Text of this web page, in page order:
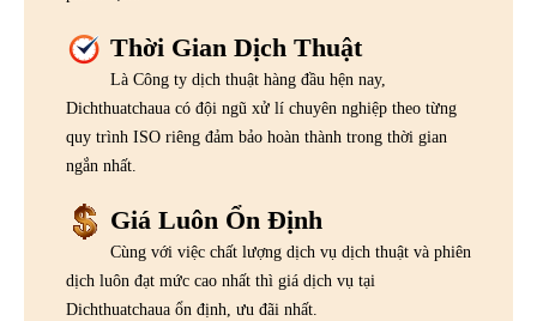
Thời Gian Dịch Thuật
Là Công ty dịch thuật hàng đầu hện nay,
Dichthuatchaua có đội ngũ xử lí chuyên nghiệp theo từng
quy trình ISO riêng đảm bảo hoàn thành trong thời gian
ngắn nhất.
Giá Luôn Ổn Định
Cùng với việc chất lượng dịch vụ dịch thuật và phiên
dịch luôn đạt mức cao nhất thì giá dịch vụ tại
Dichthuatchaua ổn định, ưu đãi nhất.